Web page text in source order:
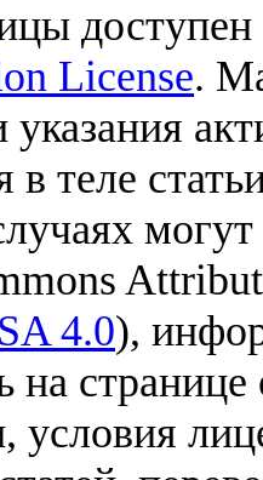
License.
в теле
4.0),
на
условия